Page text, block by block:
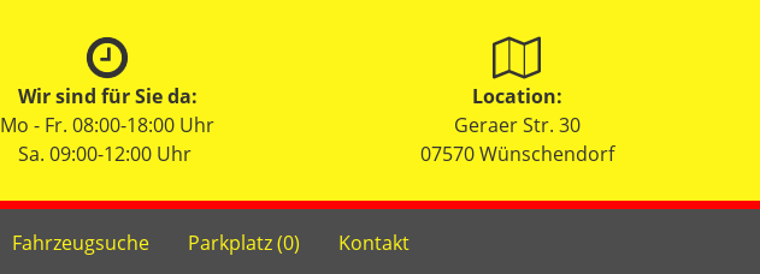
Wir sind für Sie da:
Mo - Fr. 08:00-18:00 Uhr
Sa. 09:00-12:00 Uhr
Location:
Geraer Str. 30
07570 Wünschendorf
Fahrzeugsuche Parkplatz (0) Kontakt